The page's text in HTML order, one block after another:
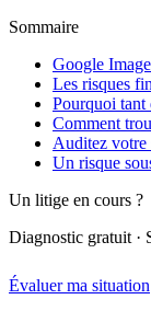
Sommaire
Google
Les risques
Pourquoi tant
Comment
Auditez votre
Un risque
Un litige en cours ?
Diagnostic gratuit ·
Évaluer ma situation